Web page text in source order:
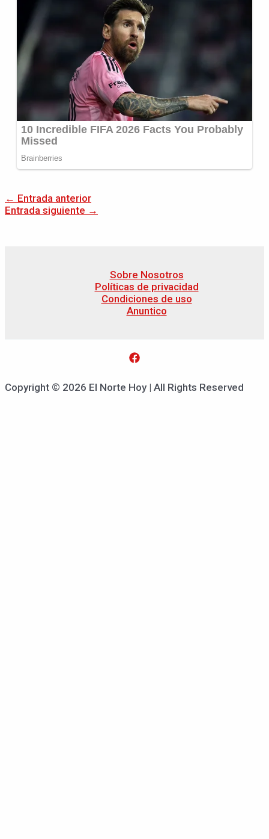
← Entrada anterior
Entrada siguiente →
Sobre Nosotros
Políticas de privacidad
Condiciones de uso
Anuntico
Copyright © 2026 El Norte Hoy | All Rights Reserved